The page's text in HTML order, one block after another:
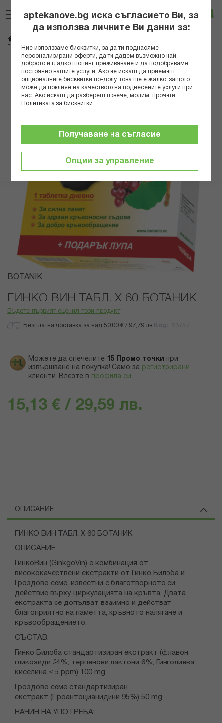
към
съдържанието
Вход
ГИНКО ВИН ТАБЛ. Х 60 БОТАНИК
Преминете
края
Преминете
началото
BOTANIK
ГИНКО ВИН ТАБЛ. Х 60 БОТАНИК
Бъдете първият оценил този продукт
Безплатна доставка за над 50.00 € / 97,79 лв.
Можете да спечелите 15 Промо точки
при
извършване на покупка! Само за регистрирани
клиенти. Влезте в профила си .
15,13 € / 29,59 лв.
ОПИСАНИЕ
ГИНКО ВИН ТАБЛ. Х 60 БОТАНИК
ОПИСАНИЕ:
ГинкоВин (GinkgoVin) е комбинация от
висококачествени екстракти от Гинко Билоба и
Гроздово семе, известни с благотворното си
действие върху циркулацията на кръвта. Двата
екстракта се допълват взаимно и действат
благоприятно на паметта, кръвното налягане и
кръвообращението.
СЪСТАВ:
Гинко Билоба стандартизиран екстракт (флавон
гликозиди 24%; терпенови лактони 6%; Гинголиева
киселина ≤ 5 ppm) 100 mg
Гроздово семе стандартизиран
екстракт (Проантоцианидини 95%) 50 mg
НАЧИН НА УПОТРЕБА:
aptekanove.bg иска съгласието Ви, за
да използва личните Ви данни за:
Ние използваме бисквитки, за да ти поднасяме
персонализирани оферти, да ти дадем възможно най-
доброто и гладко шопинг преживяване и да подобряваме
постоянно нашите услуги. Ако не искаш да приемеш
опционалните бисквитки по-долу, това ще е жалко, защото
може да повлияе на качеството на поднесените услуги при
нас. Ако искаш да разбереш повече, молим, прочети
Политиката за бисквитки
Опции за управление
Получаване на съгласие